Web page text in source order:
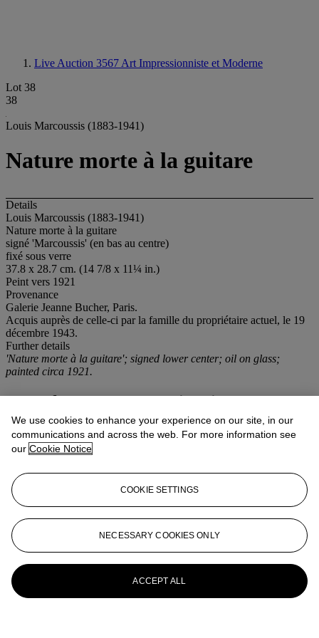
Live Auction 3567 Art Impressionniste et Moderne
Lot 38
38
Louis Marcoussis (1883-1941)
Nature morte à la guitare
Details
Louis Marcoussis (1883-1941)
Nature morte à la guitare
signé 'Marcoussis' (en bas au centre)
fixé sous verre
37.8 x 28.7 cm. (14 7/8 x 11¼ in.)
Peint vers 1921
Provenance
Galerie Jeanne Bucher, Paris.
Acquis auprès de celle-ci par la famille du propriétaire actuel, le 19
décembre 1943.
Further details
'Nature morte à la guitare'; signed lower center; oil on glass;
painted circa 1921.
More fromArt Impressionniste et
Moderne
View All
We use cookies to enhance your experience on our site, in our
communications and across the web. For more information see
our Cookie Notice
COOKIE SETTINGS
NECESSARY COOKIES ONLY
ACCEPT ALL